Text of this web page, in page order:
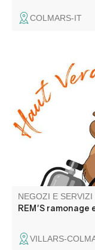
COLMARS-IT
Ramoneur-
poêles à bois, à
rénovations de
Nettoyage
NEGOZI E SERVIZI
REM'S ramonage
VILLARS-